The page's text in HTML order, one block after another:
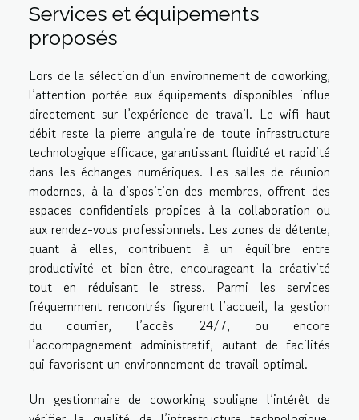
Services et équipements
proposés
Lors de la sélection d’un environnement de coworking,
l’attention portée aux équipements disponibles influe
directement sur l’expérience de travail. Le wifi haut
débit reste la pierre angulaire de toute infrastructure
technologique efficace, garantissant fluidité et rapidité
dans les échanges numériques. Les salles de réunion
modernes, à la disposition des membres, offrent des
espaces confidentiels propices à la collaboration ou
aux rendez-vous professionnels. Les zones de détente,
quant à elles, contribuent à un équilibre entre
productivité et bien-être, encourageant la créativité
tout en réduisant le stress. Parmi les services
fréquemment rencontrés figurent l’accueil, la gestion
du courrier, l’accès 24/7, ou encore
l’accompagnement administratif, autant de facilités
qui favorisent un environnement de travail optimal.
Un gestionnaire de coworking souligne l’intérêt de